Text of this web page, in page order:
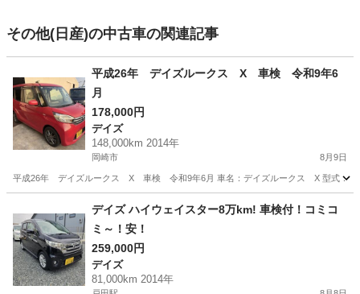
その他(日産)の中古車の関連記事
平成26年 デイズルークス X 車検 令和9年6
月
178,000円
デイズ
148,000km 2014年
岡崎市 8月9日
平成26年 デイズルークス X 車検 令和9年6月 車名：デイズルークス X 型式：
デイズ 預かり金
デイズ ハイウェイスター8万km! 車検付！コミコ
ミ～！安！
259,000円
デイズ
81,000km 2014年